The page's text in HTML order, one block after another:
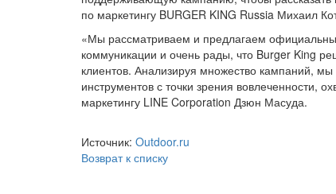
по маркетингу BURGER KING Russia Михаил
«Мы рассматриваем и предлагаем
коммуникации и очень рады, что Burger King
клиентов. Анализируя множество кампаний,
инструментов с точки зрения вовлеченности,
маркетингу LINE Corporation Дзюн Масуда.
Источник: Outdoor.ru
Возврат к списку